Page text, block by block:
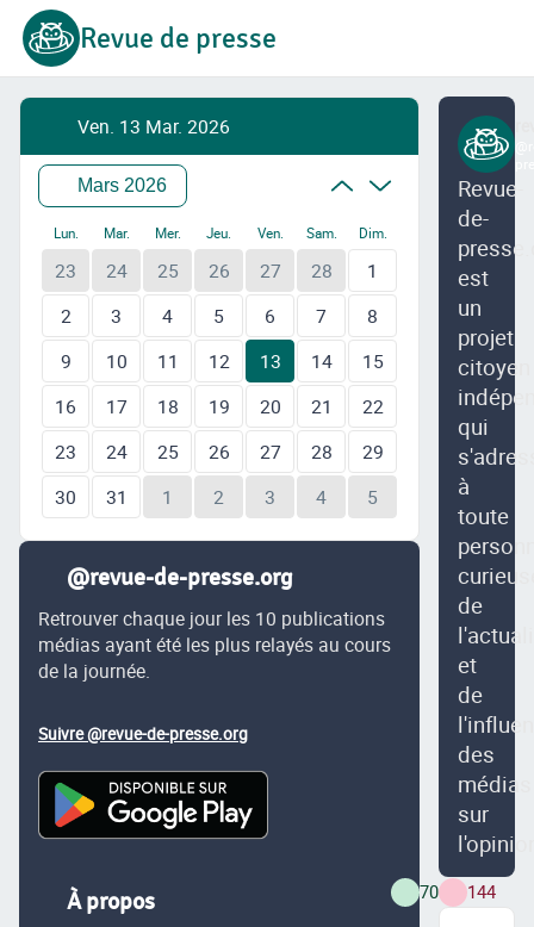
Revue de presse
Ven. 13 Mar. 2026
Mars 2026
Lun. Mar. Mer. Jeu. Ven. Sam. Dim.
23 24 25 26 27 28
1
2
3 4 5 6 7
8
9
10 11 12 13 14
15
16
17 18 19 20 21
22
23
24 25 26 27 28
29
30
31 1 2 3 4 5
@revue-de-presse.org
Retrouver chaque jour les 10 publications
médias ayant été les plus relayés au cours
de la journée.
Suivre @revue-de-presse.org
À propos
Revue-
de-
est
un
projet
citoyen
qui
à
toute
de
et
de
des
médias
sur
70 144